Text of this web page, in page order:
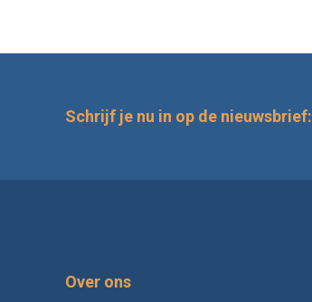
Schrijf je nu in op de nieuwsbrief:
Over ons